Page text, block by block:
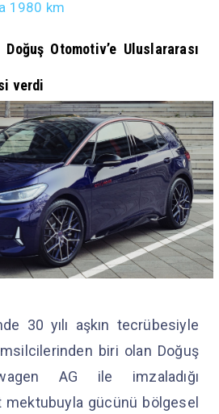
1980 km
Doğuş Otomotiv’e Uluslararası
verdi
30 yılı aşkın tecrübesiyle
biri olan Doğuş
AG ile imzaladığı
gücünü bölgesel